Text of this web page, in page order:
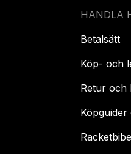
HANDLA
Betalsätt
Köp- och
Retur och
Köpguider